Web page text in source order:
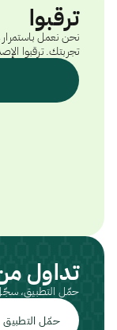
ترقبوا
نحن نعمل
تجربتك. ترقبوا
تداول
حمّل التطبيق،
حمّل التطبيق